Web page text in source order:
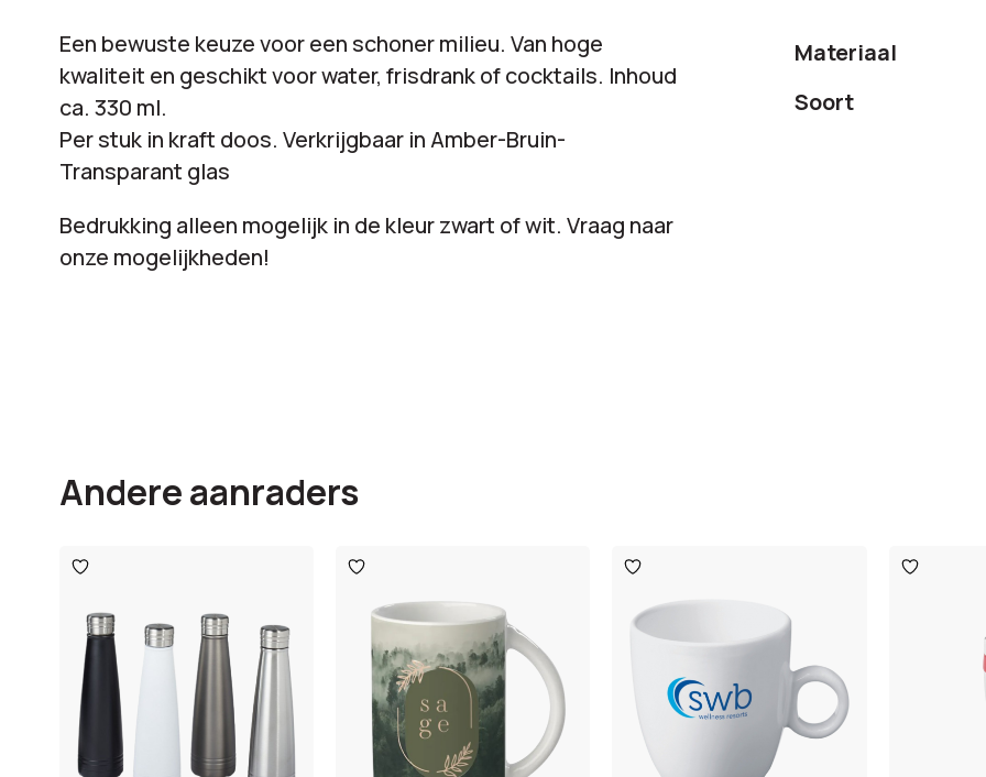
Een bewuste keuze voor een schoner milieu. Van hoge
kwaliteit en geschikt voor water, frisdrank of cocktails. Inhoud
ca. 330 ml.
Per stuk in kraft doos. Verkrijgbaar in Amber-Bruin-
Transparant glas
Bedrukking alleen mogelijk in de kleur zwart of wit. Vraag naar
onze mogelijkheden!
Materiaal
Soort
Andere aanraders
Toevoegen
aan
Toevoegen
aan
Toevoegen
aan aan